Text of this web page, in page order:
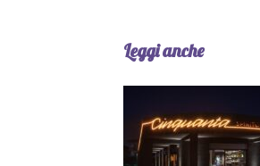
Leggi anche